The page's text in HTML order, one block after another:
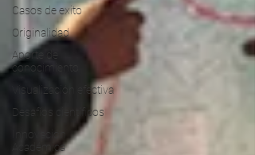
Casos de exito
Originalidad
Aporte de
conocimiento
Visualización efectiva
Desafíos científicos
Innovación
Académica